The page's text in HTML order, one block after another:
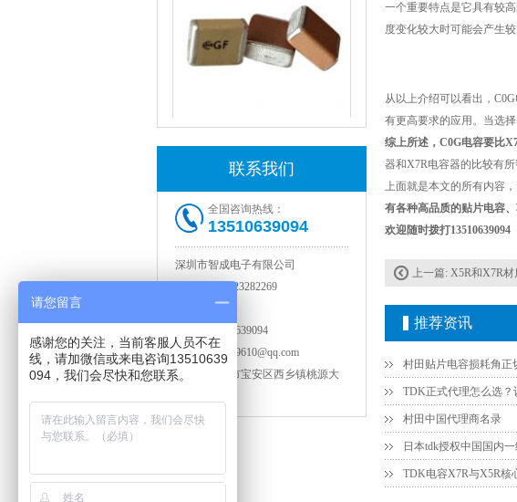
联系我们
全国咨询热线：
13510639094
深圳市智成电子有限公司
0755-23282269
13510639094
邮箱：114749610@qq.com
地址：
深圳市宝安区西乡镇桃源大
一个重要特点是它具有较
度变化较大时可能会产生较
从以上介绍可以看出，
有更高要求的应用。当选
综上所述，C0G电容要比
器和X7R电容器的比较有
上面就是本文的所有内容
有各种高品质的贴片电容
欢迎随时拨打
上一篇: X5R和X7R
推荐资讯
村田中国代理商名录
日本tdk授权中国国内
TDK电容X7R与X5R核
请您留言
感谢您的关注，当前客服人员不在
线，请加微信或来电咨询13510639
094，我们会尽快和您联系。